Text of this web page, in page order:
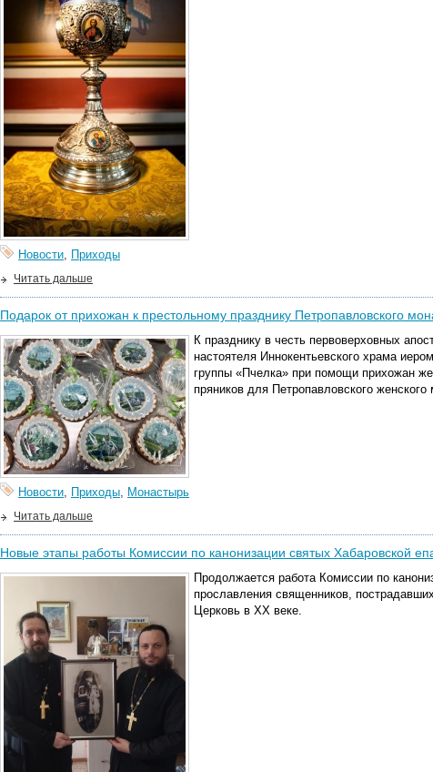
Новости, Приходы
Читать дальше
Подарок от прихожан к престольному празднику Петропавловского
К празднику в честь первоверховных
настоятеля Иннокентьевского храма
группы «Пчелка» при помощи прихожан
пряников для Петропавловского женского
Новости, Приходы, Монастырь
Читать дальше
Новые этапы работы Комиссии по канонизации святых Хабаровской
Продолжается работа Комиссии по
прославления священников,
Церковь в XX веке.